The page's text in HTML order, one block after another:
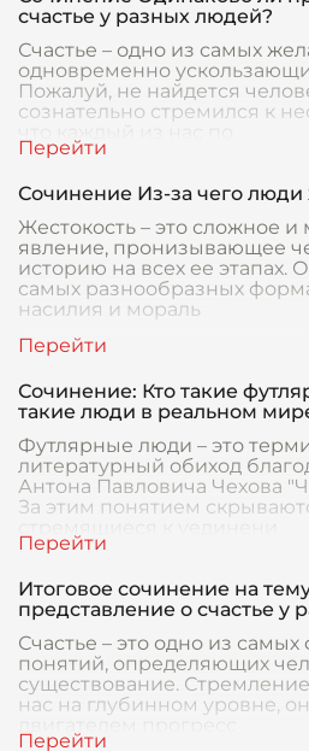
счастье у разных людей?
Счастье – одно из самых
одновременно
Пожалуй, не найдется
сознательно стремился к
Сочинение Из-за чего люди
Жестокость – это сложное и
явление, пронизывающее
историю на всех ее этапах.
самых разнообразных
насилия и мораль
Сочинение: Кто такие
такие люди в реальном
Футлярные люди – это
литературный обиход
Антона Павловича Чехова
За этим понятием
Итоговое сочинение на
представление о счастье у
Счастье – это одно из
понятий, определяющих
существование.
нас на глубинном уровне,